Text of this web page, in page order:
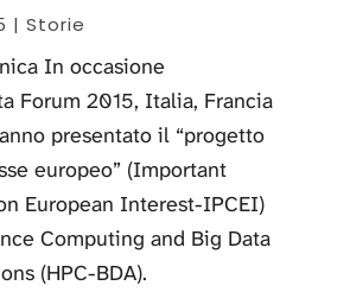
| Storie
In occasione
Forum 2015, Italia, Francia
presentato il “progetto
europeo” (Important
European Interest-IPCEI)
Computing and Big Data
(HPC-BDA).